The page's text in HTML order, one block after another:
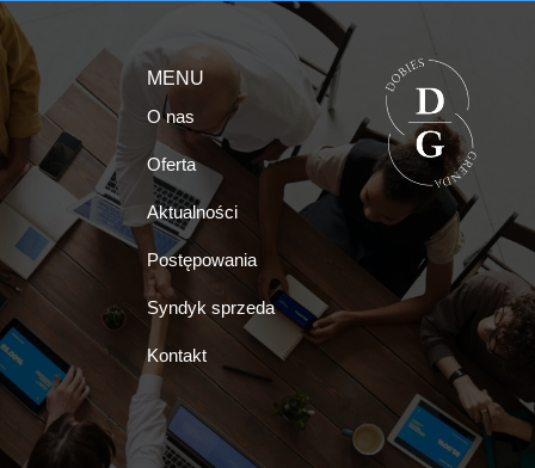
MENU
O nas
Oferta
Aktualności
Postępowania
Syndyk sprzeda
Kontakt